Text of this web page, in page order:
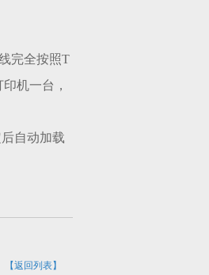
完全按照T
机一台，
自动加载
【返回列表】